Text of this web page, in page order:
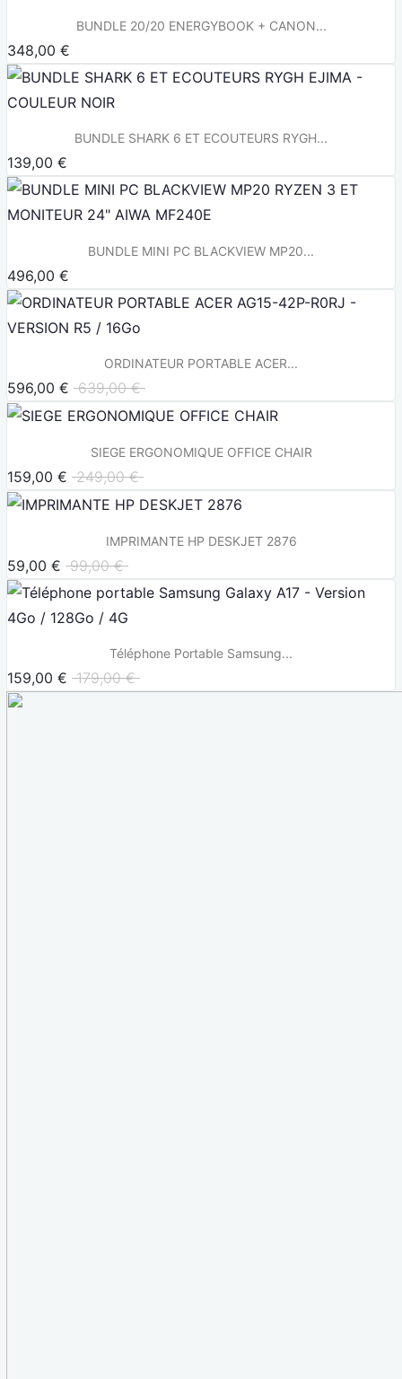
BUNDLE 20/20 ENERGYBOOK + CANON...
348,00 €
BUNDLE SHARK 6 ET ECOUTEURS RYGH...
139,00 €
BUNDLE MINI PC BLACKVIEW MP20...
496,00 €
ORDINATEUR PORTABLE ACER...
596,00 € 639,00 €
SIEGE ERGONOMIQUE OFFICE CHAIR
159,00 € 249,00 €
IMPRIMANTE HP DESKJET 2876
59,00 € 99,00 €
Téléphone Portable Samsung...
159,00 € 179,00 €